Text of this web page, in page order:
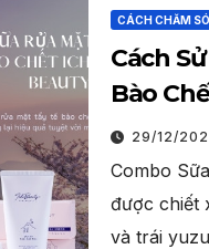
CÁCH CHĂM
Cách
Bào
29/12/
Combo
được chiết
và trái